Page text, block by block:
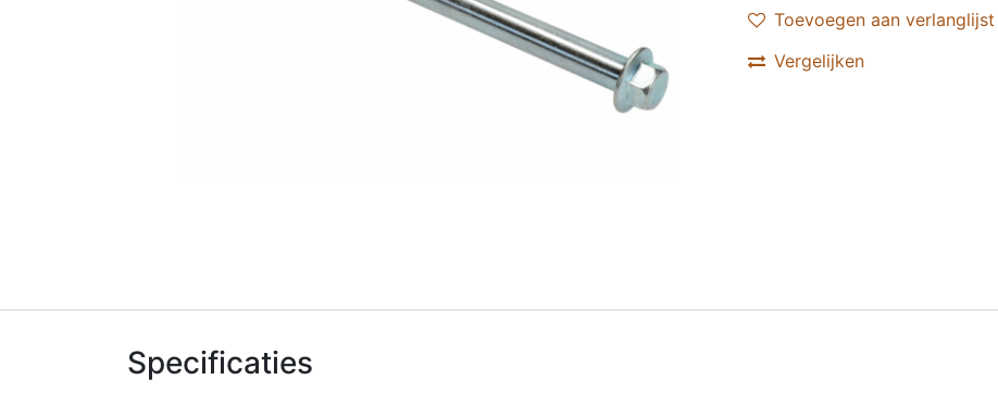
Toevoegen aan verlanglijst
Vergelijken
Specificaties